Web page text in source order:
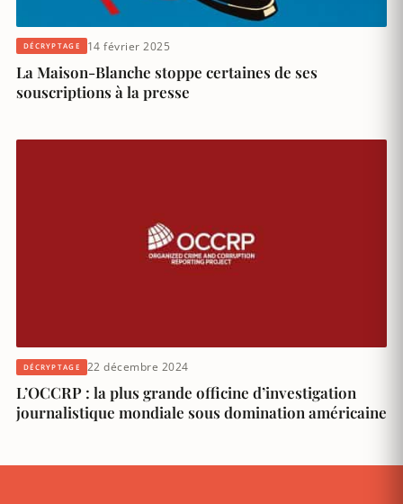
DÉCRYPTAGE 14 février 2025
La Maison-Blanche stoppe certaines de ses
souscriptions à la presse
DÉCRYPTAGE 22 décembre 2024
L’OCCRP : la plus grande officine d’investigation
journalistique mondiale sous domination américaine